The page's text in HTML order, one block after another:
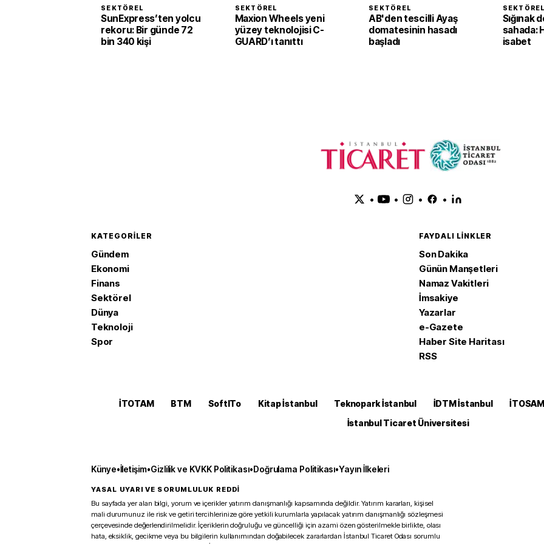
SEKTÖREL
SunExpress’ten yolcu
rekoru: Bir günde 72
bin 340 kişi
SEKTÖREL
Maxion Wheels yeni
yüzey teknolojisi C-
GUARD’ı tanıttı
SEKTÖREL
AB'den tescilli Ayaş
domatesinin hasadı
başladı
SEKTÖREL
Sığınak
sahada:
isabet
• • • •
KATEGORILER
Gündem
Ekonomi
Finans
Sektörel
Dünya
Teknoloji
Spor
FAYDALI LINKLER
Son Dakika
Günün Manşetleri
Namaz Vakitleri
İmsakiye
Yazarlar
e-Gazete
Haber Site Haritası
RSS
İTOTAM BTM SoftITo Kitap İstanbul Teknopark İstanbul İDTM İstanbul İTOSAM
İstanbul Ticaret Üniversitesi
Künye•İletişim•Gizlilik ve KVKK Politikası•Doğrulama Politikası•Yayın İlkeleri
YASAL UYARI VE SORUMLULUK REDDİ
Bu sayfada yer alan bilgi, yorum ve içerikler yatırım danışmanlığı kapsamında değildir. Yatırım kararları, kişisel
mali durumunuz ile risk ve getiri tercihlerinize göre yetkili kurumlarla yapılacak yatırım danışmanlığı sözleşmesi
çerçevesinde değerlendirilmelidir. İçeriklerin doğruluğu ve güncelliği için azami özen gösterilmekle birlikte, olası
hata, eksiklik, gecikme veya bu bilgilerin kullanımından doğabilecek zararlardan İstanbul Ticaret Odası sorumlu